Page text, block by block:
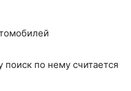
по нему считается